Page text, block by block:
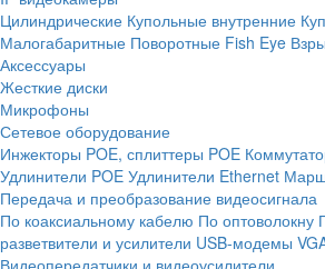
Цилиндрические Купольные внутренние
Малогабаритные Поворотные Fish Eye
Аксессуары
Жесткие диски
Микрофоны
Сетевое оборудование
Инжекторы POE, сплиттеры POE
Удлинители POE Удлинители Ethernet
Передача и преобразование видеосигнала
По коаксиальному кабелю По оптоволокну
разветвители и усилители USB-модемы